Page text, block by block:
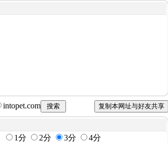
intopet.com
1分 2分 3分
4分